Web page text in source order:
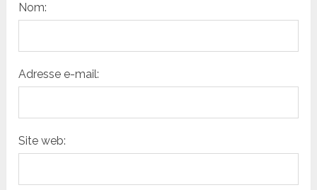
Nom:
Adresse e-mail:
Site web: